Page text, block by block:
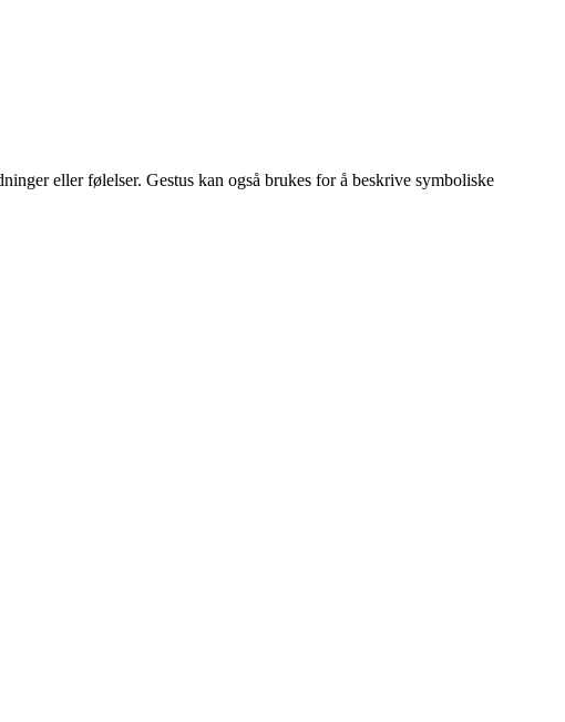
eller følelser. Gestus kan også brukes for å beskrive symboliske